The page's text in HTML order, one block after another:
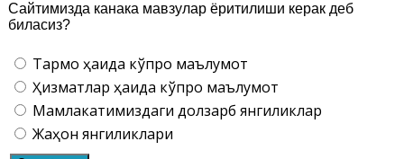
Сайтимизда канака мавзулар ёритилиши керак деб
биласиз?
Тармоқ ҳақида кўпроқ маълумот
Ҳизматлар ҳақида кўпроқ маълумот
Мамлакатимиздаги долзарб янгиликлар
Жаҳон янгиликлари